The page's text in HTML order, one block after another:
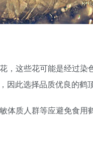
，这些花可能是经过
此选择品质优良的鹤
体质人群等应避免食